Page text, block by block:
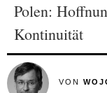
Polen:
Kontinuität
VON